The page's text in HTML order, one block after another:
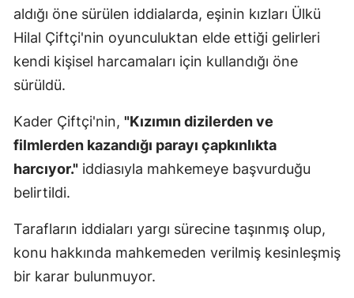
aldığı öne sürülen iddialarda, eşinin kızları Ülkü
Hilal Çiftçi'nin oyunculuktan elde ettiği gelirleri
kendi kişisel harcamaları için kullandığı öne
sürüldü.
Kader Çiftçi'nin, "Kızımın dizilerden ve
filmlerden kazandığı parayı çapkınlıkta
harcıyor." iddiasıyla mahkemeye başvurduğu
belirtildi.
Tarafların iddiaları yargı sürecine taşınmış olup,
konu hakkında mahkemeden verilmiş kesinleşmiş
bir karar bulunmuyor.